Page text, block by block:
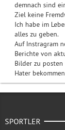
demnach sind
Ziel keine
Ich habe im
alles zu geben.
Auf Instragram
Berichte von
Bilder zu
Hater
SPORTLER